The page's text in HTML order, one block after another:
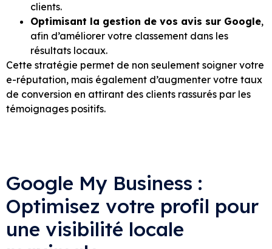
clients.
Optimisant la gestion de vos avis sur Google,
afin d’améliorer votre classement dans les
résultats locaux.
Cette stratégie permet de non seulement soigner votre
e-réputation, mais également d’augmenter votre taux
de conversion en attirant des clients rassurés par les
témoignages positifs.
Google My Business :
Optimisez votre profil pour
une visibilité locale